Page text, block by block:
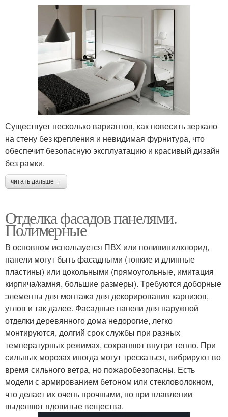
Существует несколько вариантов, как повесить зеркало
на стену без крепления и невидимая фурнитура, что
обеспечит безопасную эксплуатацию и красивый дизайн
без рамки.
читать дальше →
Отделка фасадов панелями.
Полимерные
В основном используется ПВХ или поливинилхлорид,
панели могут быть фасадными (тонкие и длинные
пластины) или цокольными (прямоугольные, имитация
кирпича/камня, большие размеры). Требуются доборные
элементы для монтажа для декорирования карнизов,
углов и так далее. Фасадные панели для наружной
отделки деревянного дома недорогие, легко
монтируются, долгий срок службы при разных
температурных режимах, сохраняют внутри тепло. При
сильных морозах иногда могут трескаться, вибрируют во
время сильного ветра, но пожаробезопасны. Есть
модели с армированием бетоном или стекловолокном,
что делает их очень прочными, но при плавлении
выделяют ядовитые вещества.